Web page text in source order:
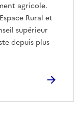
agricole.
Rural et
supérieur
depuis plus